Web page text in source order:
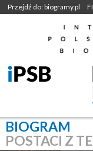
Przejdź do: biogramy.pl
BIOGRAM
POSTACI Z